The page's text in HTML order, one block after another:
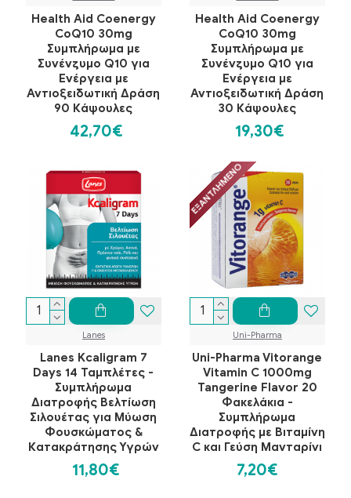
Health Aid Coenergy
CoQ10 30mg
Συμπλήρωμα με
Συνένζυμο Q10 για
Ενέργεια με
Αντιοξειδωτική Δράση
90 Κάψουλες
42,70€
Health Aid Coenergy
CoQ10 30mg
Συμπλήρωμα με
Συνένζυμο Q10 για
Ενέργεια με
Αντιοξειδωτική Δράση
30 Κάψουλες
19,30€
Lanes
Lanes Kcaligram 7
Days 14 Ταμπλέτες -
Συμπλήρωμα
Διατροφής Βελτίωση
Σιλουέτας για Μύωση
Φουσκώματος &
Κατακράτησης Υγρών
11,80€
ΕΞΑΝΤΛΗΜΈΝΟ
Uni-Pharma
Uni-Pharma Vitorange
Vitamin C 1000mg
Tangerine Flavor 20
Φακελάκια -
Συμπλήρωμα
Διατροφής με Βιταμίνη
C και Γεύση Μανταρίνι
7,20€